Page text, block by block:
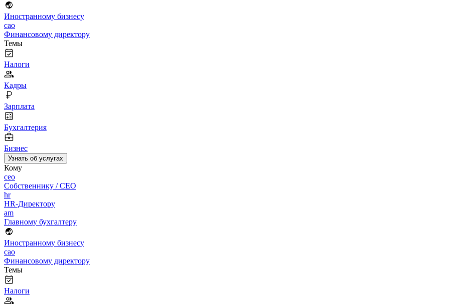
Иностранному бизнесу
cao
Финансовому директору
Темы
Налоги
Кадры
Зарплата
Бухгалтерия
Бизнес
Узнать об услугах
Кому
ceo
Собственнику / CEO
hr
HR-Директору
am
Главному бухгалтеру
Иностранному бизнесу
cao
Финансовому директору
Темы
Налоги